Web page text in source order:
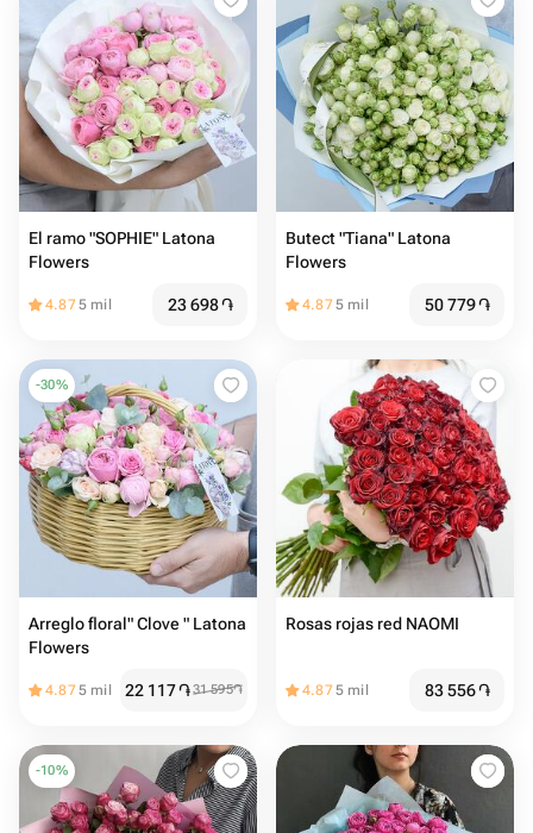
El ramo "SOPHIE" Latona
Flowers
4.875 mil 23 698֏
Butect "Tiana" Latona
Flowers
4.875 mil 50 779֏
-30%
Arreglo floral" Clove " Latona
Flowers
4.875 mil 22 117֏31 595֏
Rosas rojas red NAOMI
4.875 mil 83 556֏
-10%